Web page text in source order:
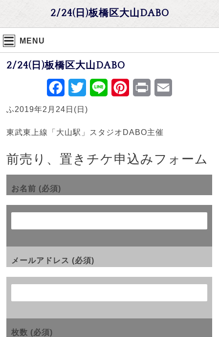
2/24(日)板橋区大山DABO
MENU
2/24(日)板橋区大山DABO
Facebook
Twitter Line Pinterest
Print
ふ2019年2月24日(日)
東武東上線「大山駅」スタジオDABO主催
前売り、置きチケ申込みフォーム
お名前 (必須)
メールアドレス (必須)
枚数 (必須)